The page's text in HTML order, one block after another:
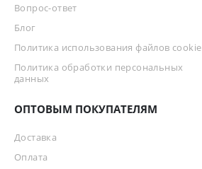
Вопрос-ответ
Блог
Политика использования файлов cookie
Политика обработки персональных
данных
ОПТОВЫМ ПОКУПАТЕЛЯМ
Доставка
Оплата